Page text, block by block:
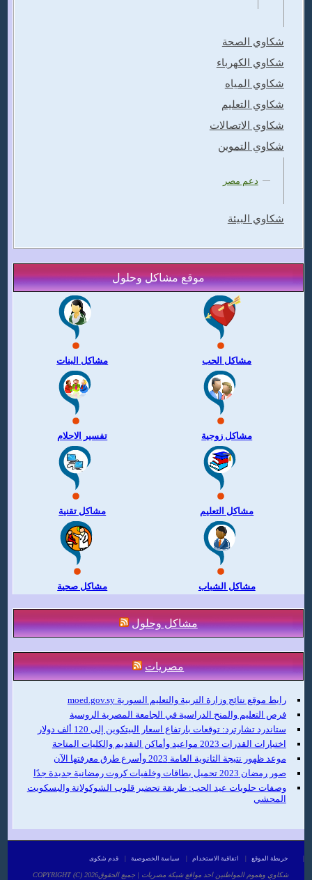
شكاوي الصحة
شكاوي الكهرباء
شكاوي المياه
شكاوي التعليم
شكاوي الاتصالات
شكاوي التموين
دعم مصر
شكاوي البيئة
موقع مشاكل وحلول
مشاكل البنات مشاكل الحب
تفسير الاحلام مشاكل زوجية
مشاكل تقنية مشاكل التعليم
مشاكل صحية مشاكل الشباب
مشاكل وحلول
مصريات
رابط موقع نتائج وزارة التربية والتعليم السورية moed.gov.sy
فرص التعليم والمنح الدراسية في الجامعة المصرية الروسية
ستاندرد تشارترد: توقعات بارتفاع اسعار البيتكوين إلى 120 ألف دولار
اختبارات القدرات 2023 مواعيد وأماكن التقديم والكليات المتاحة
موعد ظهور نتيجة الثانوية العامة 2023 وأسرع طرق معرفتها الآن
صور رمضان 2023 تحميل بطاقات وخلفيات كروت رمضانية جديدة جدًا
وصفات حلويات عيد الحب: طريقة تحضير قلوب الشوكولاتة والبسكويت
المحشي
خريطة الموقع اتفاقية الاستخدام سياسة الخصوصية قدم شكوى
COPYRIGHT (C) 2026شكاوي وهموم المواطنين احد مواقع شبكة مصريات | جميع الحقوق